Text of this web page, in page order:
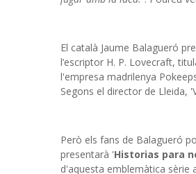
El català Jaume Balagueró
l’escriptor H. P. Lovecraft,
l'empresa madrilenya
Segons el director de Lleida,
Però els fans de Balagueró
presentarà 'Historias para
d'aquesta emblemàtica sèrie